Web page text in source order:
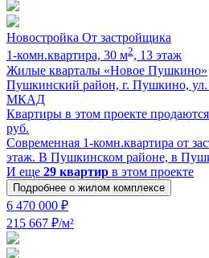
Новостройка От застройщика
1-комн.квартира, 30 м2, 13 этаж
Жилые кварталы «Новое Пушкино»
Пушкинский район, г. Пушкино,
МКАД
Квартиры в этом проекте
руб.
Современная 1-комн.квартира от
этаж. В Пушкинском районе, в
И еще 29 квартир в этом проекте
Подробнее о жилом комплексе
6 470 000 ₽
215 667 ₽/м²